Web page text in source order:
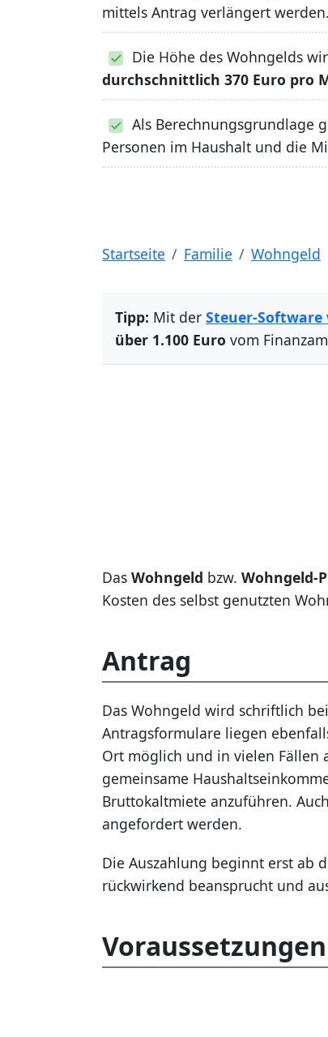
mittels Antrag verlängert werden.
Die Höhe des Wohngelds
durchschnittlich 370 Euro pro
Als Berechnungsgrundlage
Personen im Haushalt und die
Startseite Familie Wohngeld
Tipp: Mit der Steuer-
über 1.100 Euro vom
Das Wohngeld bzw. Wohngeld-
Kosten des selbst genutzten
Antrag
Das Wohngeld wird schriftlich
Antragsformulare liegen
Ort möglich und in vielen Fällen
gemeinsame
Bruttokaltmiete anzuführen.
angefordert werden.
Die Auszahlung beginnt erst ab
rückwirkend beansprucht und
Voraussetzungen